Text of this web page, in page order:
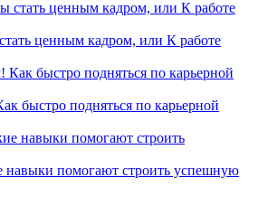
ценным кадром, или К работе
быстро подняться по карьерной
навыки помогают строить успешную